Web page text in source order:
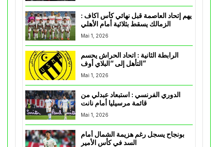
يهم إتحاد العاصمة قبل نهائي كأس اكاف :
Mai 1, 2026
الرابطة الثانية : اتحاد الحراش يحسم
التأهل إلى “البلاي أوف”
Mai 1, 2026
الدوري الفرنسي : استبعاد عبدلي من
قائمة مرسيليا أمام نانت
Mai 1, 2026
بونجاح يسجل رغم هزيمة الشمال أمام
السد في كأس الأمير